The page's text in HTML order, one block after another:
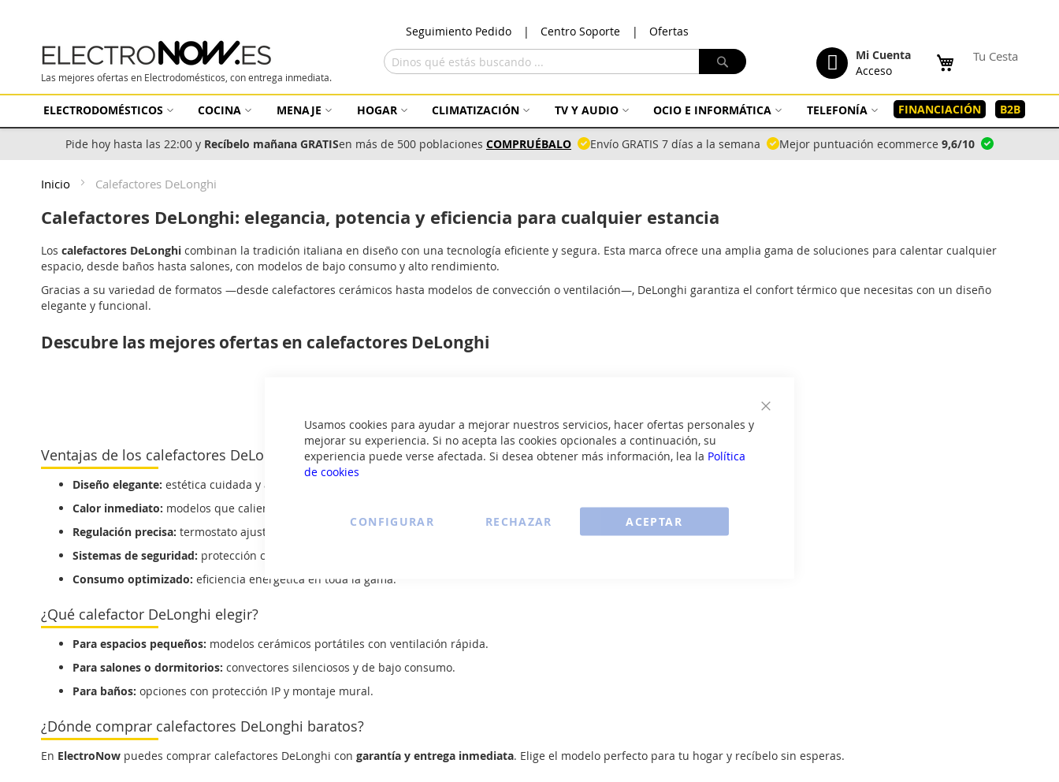
Usamos cookies para ayudar a mejorar nuestros servicios, hacer ofertas personales y
mejorar su experiencia. Si no acepta las cookies opcionales a continuación, su
experiencia puede verse afectada. Si desea obtener más información, lea la Política
de cookies
ACEPTAR
CONFIGURAR RECHAZAR
Seguimiento Pedido Centro Soporte Ofertas
contenido
Las mejores ofertas en Electrodomésticos, con entrega inmediata.
Tu Cesta
Mi Cuenta
Acceso
Buscar
ELECTRODOMÉSTICOS COCINA MENAJE HOGAR CLIMATIZACIÓN TV Y AUDIO OCIO E INFORMÁTICA TELEFONÍA FINANCIACIÓN B2B
Pide hoy hasta las 22:00 y Recíbelo mañana GRATISen más de 500 poblaciones COMPRUÉBALO Envío GRATIS 7 días a la semana Mejor puntuación ecommerce 9,6/10
Inicio Calefactores DeLonghi
Calefactores DeLonghi: elegancia, potencia y eficiencia para cualquier estancia
Los calefactores DeLonghi combinan la tradición italiana en diseño con una tecnología eficiente y segura. Esta marca ofrece una amplia gama de soluciones para calentar cualquier
espacio, desde baños hasta salones, con modelos de bajo consumo y alto rendimiento.
Gracias a su variedad de formatos —desde calefactores cerámicos hasta modelos de convección o ventilación—, DeLonghi garantiza el confort térmico que necesitas con un diseño
elegante y funcional.
Descubre las mejores ofertas en calefactores DeLonghi
Ventajas de los calefactores DeLonghi
Diseño elegante: estética cuidada y acabados de alta gama.
Calor inmediato: modelos que calientan la estancia en pocos minutos.
Regulación precisa: termostato ajustable y varios niveles de potencia.
Sistemas de seguridad: protección contra sobrecalentamiento y caídas.
Consumo optimizado: eficiencia energética en toda la gama.
¿Qué calefactor DeLonghi elegir?
Para espacios pequeños: modelos cerámicos portátiles con ventilación rápida.
Para salones o dormitorios: convectores silenciosos y de bajo consumo.
Para baños: opciones con protección IP y montaje mural.
¿Dónde comprar calefactores DeLonghi baratos?
En ElectroNow puedes comprar calefactores DeLonghi con garantía y entrega inmediata. Elige el modelo perfecto para tu hogar y recíbelo sin esperas.